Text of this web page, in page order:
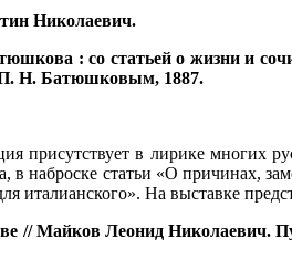
Николаевич.
: со статьей о жизни и
П. Н. Батюшковым, 1887.
присутствует в лирике многих
наброске статьи «О причинах,
италианского». На выставке
// Майков Леонид Николаевич.